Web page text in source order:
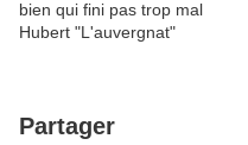
bien qui fini pas trop mal
Hubert "L'auvergnat"
Partager